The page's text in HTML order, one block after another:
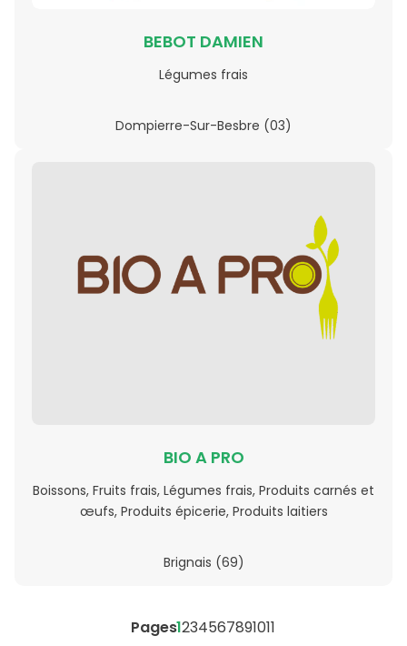
BEBOT DAMIEN
Légumes frais
Dompierre-Sur-Besbre (03)
BIO A PRO
Boissons, Fruits frais, Légumes frais, Produits carnés et
œufs, Produits épicerie, Produits laitiers
Brignais (69)
Pages1234567891011